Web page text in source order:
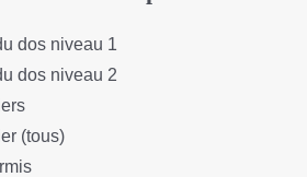
dos niveau 1
dos niveau 2
(tous)